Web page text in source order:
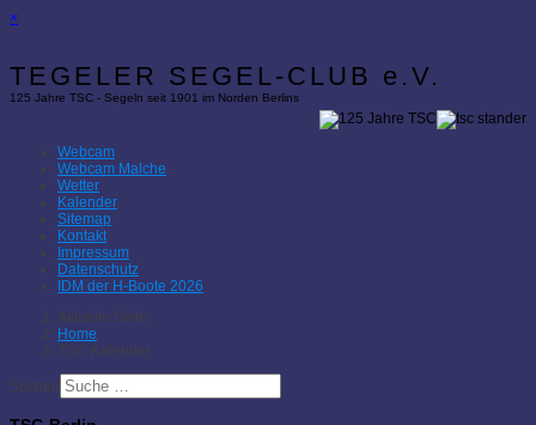
×
TEGELER SEGEL-CLUB e.V.
125 Jahre TSC - Segeln seit 1901 im Norden Berlins
Webcam
Webcam Malche
Wetter
Kalender
Sitemap
Kontakt
Impressum
Datenschutz
IDM der H-Boote 2026
Aktuelle Seite:
Home
TSC-Kalender
Suchen